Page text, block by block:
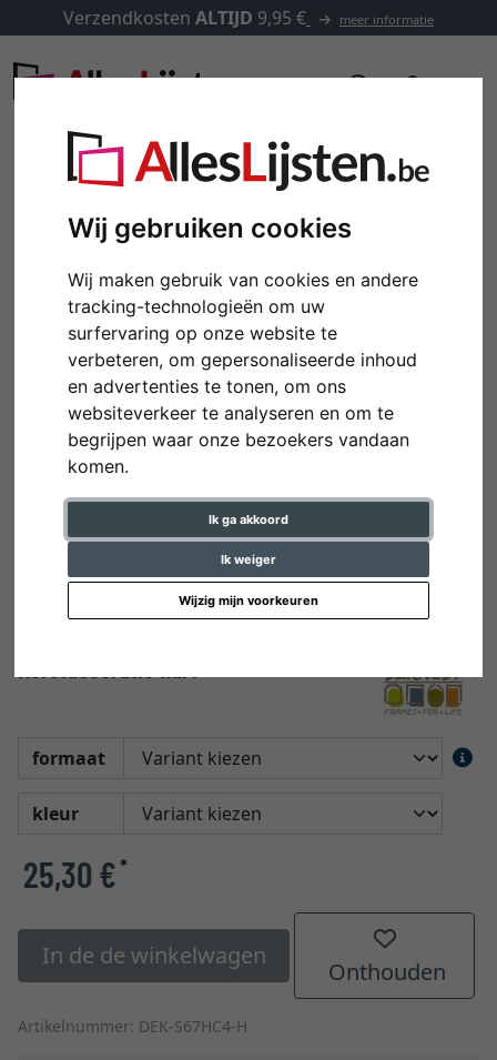
Wij gebruiken cookies
Wij maken gebruik van cookies en andere
tracking-technologieën om uw
surfervaring op onze website te
verbeteren, om gepersonaliseerde inhoud
en advertenties te tonen, om ons
websiteverkeer te analyseren en om te
begrijpen waar onze bezoekers vandaan
komen.
Ik ga akkoord
Ik weiger
Wijzig mijn voorkeuren
Verzendkosten ALTIJD 9,95 € meer informatie
formaat
kleur
25,30 €*
In de de winkelwagen
Onthouden
Artikelnummer: DEK-S67HC4-H